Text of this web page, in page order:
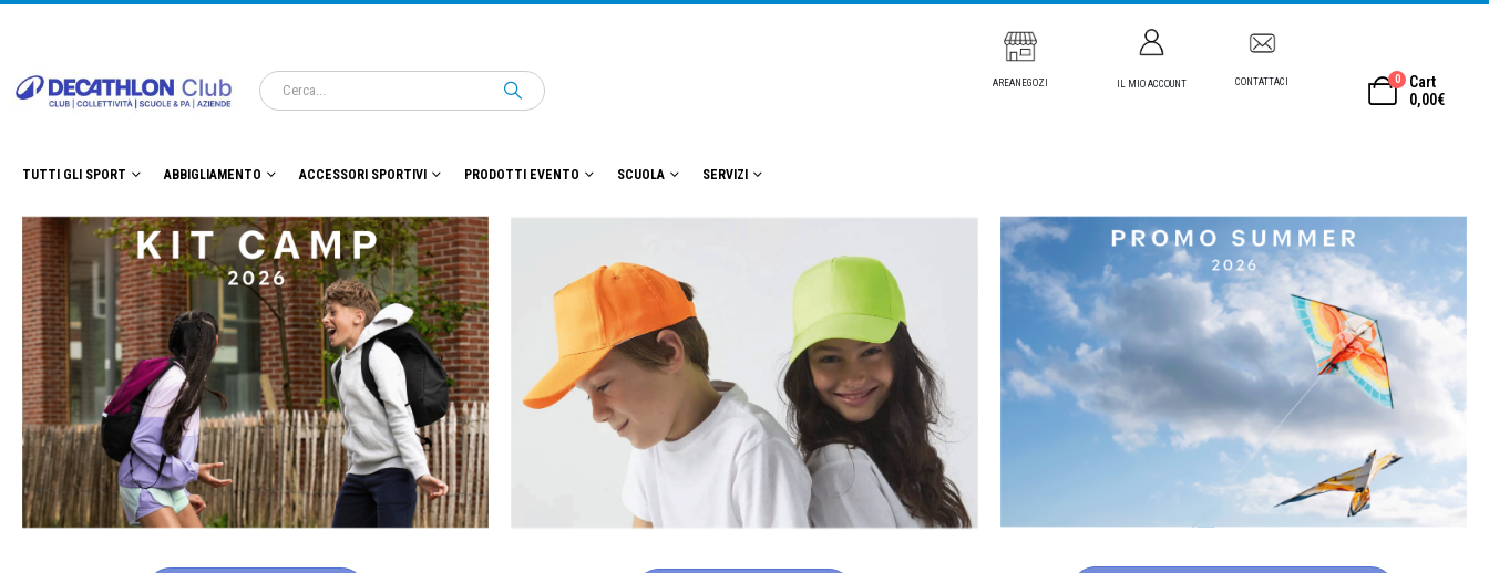
AREANEGOZI IL MIO ACCOUNT CONTATTACI 0
Cart
0,00€
TUTTI GLI SPORT ABBIGLIAMENTO ACCESSORI SPORTIVI PRODOTTI EVENTO SCUOLA SERVIZI